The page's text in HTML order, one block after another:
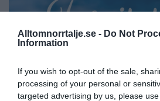
Alltomnorrtalje.se - Do Not
Information
If you wish to opt-out of the sale,
processing of your personal or
targeted advertising by us, please